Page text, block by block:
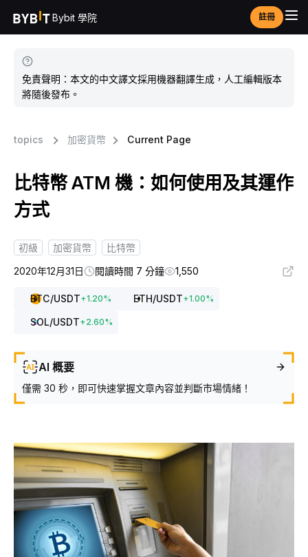
Bybit 學院 註冊
免責聲明：本文的中文譯文採用機器翻譯生成，人工編輯版本
將隨後發布。
topics 加密貨幣 Current Page
比特幣 ATM 機：如何使用及其運作
方式
初級 加密貨幣
比特幣
2020年12月31日
閱讀時間 7 分鐘 1,550
BTC/USDT+1.20% ETH/USDT+1.00%
SOL/USDT+2.60%
AI 概要
僅需 30 秒，即可快速掌握文章內容並判斷市場情緒！